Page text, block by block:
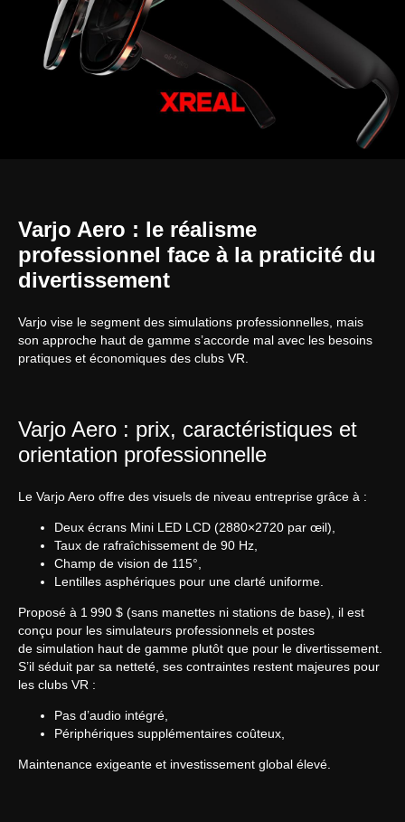
Varjo Aero : le réalisme
professionnel face à la praticité du
divertissement
Varjo vise le segment des simulations professionnelles, mais
son approche haut de gamme s’accorde mal avec les besoins
pratiques et économiques des clubs VR.
Varjo Aero : prix, caractéristiques et
orientation professionnelle
Le Varjo Aero offre des visuels de niveau entreprise grâce à :
Deux écrans Mini LED LCD (2880×2720 par œil),
Taux de rafraîchissement de 90 Hz,
Champ de vision de 115°,
Lentilles asphériques pour une clarté uniforme.
Proposé à 1 990 $ (sans manettes ni stations de base), il est
conçu pour les simulateurs professionnels et postes
de simulation haut de gamme plutôt que pour le divertissement.
S’il séduit par sa netteté, ses contraintes restent majeures pour
les clubs VR :
Pas d’audio intégré,
Périphériques supplémentaires coûteux,
Maintenance exigeante et investissement global élevé.
sales@anviovr.com
Политика конфиденциальности
Политика в отношении файлов cookie
Общие правила предоставления услуг
Игры
Блог
Партнёрская программа